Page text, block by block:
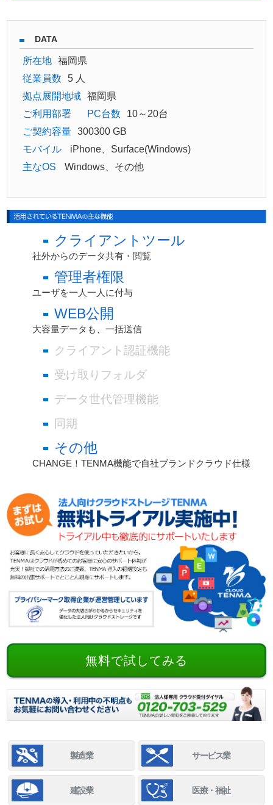
DATA
所在地
福岡県
従業員数
5 人
拠点展開地域
福岡県
ご利用部署
PC台数
10～20台
ご契約容量
300300 GB
モバイル
iPhone、Surface(Windows)
主なOS
Windows、その他
クライアントツール
社外からのデータ共有・閲覧
管理者権限
ユーザを一人一人に付与
WEB公開
大容量データも、一括送信
クライアント認証機能
受け取りフォルダ
データ世代管理機能
同期
その他
CHANGE！TENMA機能で自社ブランドクラウド仕様
無料で試してみる
製造業 サービス業
建設業 医療・福祉